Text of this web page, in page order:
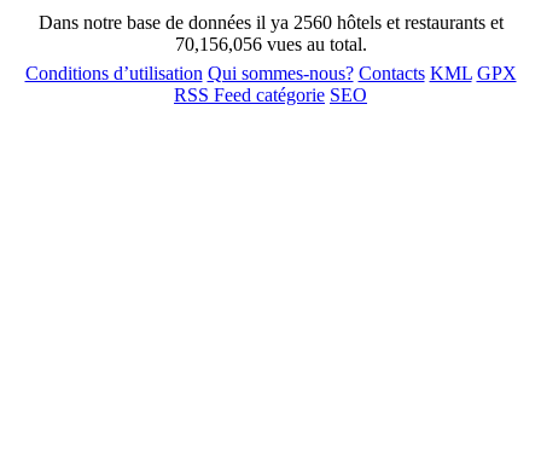
Dans notre base de données il ya 2560 hôtels et restaurants et
70,156,056 vues au total.
Conditions d’utilisation Qui sommes-nous? Contacts KML GPX
RSS Feed catégorie SEO